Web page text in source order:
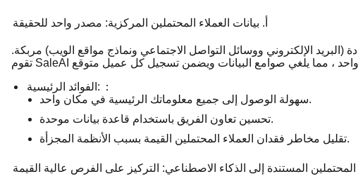
أ. بيانات العملاء المحتملين المركزية: مصدر واحد للحقيقة
(البريد الإلكتروني ووسائل التواصل الاجتماعي ونماذج مواقع الويب) مربكة.
الفوائد الرئيسية: ：
سهولة الوصول إلى جميع معلوماتك الرئيسية في مكان واحد.
تحسين تعاون الفريق باستخدام قاعدة بيانات موحدة.
تقليل مخاطر فقدان العملاء المحتملين القيمة بسبب الأنظمة المجزأة.
المستندة إلى الذكاء الاصطناعي: التركيز على الفرص عالية القيمة